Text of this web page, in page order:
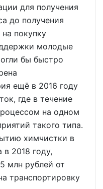
для получения
до получения
покупку
молодые
бы быстро
ещё в 2016 году
где в течение
на одном
такого типа.
химчистки в
2018 году,
млн рублей от
транспортировку